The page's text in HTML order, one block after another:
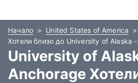
Начало
United States of America
Хотели близо до University of Alaska
University of
Anchorage